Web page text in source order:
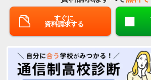
すぐに
資料請求する